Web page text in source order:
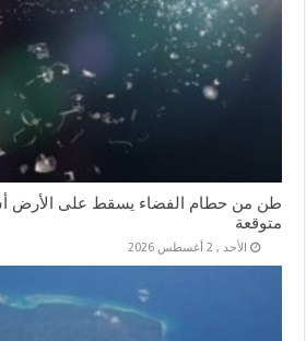
طن من حطام الفضاء يسقط على الأرض
متوقعة
الأحد , 2 أغسطس 2026